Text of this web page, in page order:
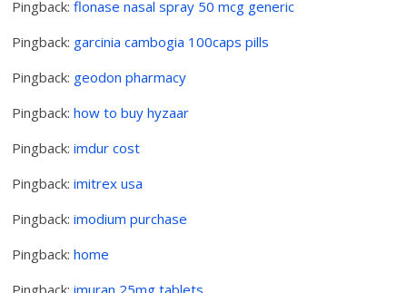
Pingback:flonase nasal spray 50 mcg generic
Pingback: garcinia cambogia 100caps pills
Pingback: geodon pharmacy
Pingback:how to buy hyzaar
Pingback:imdur cost
Pingback:imitrex usa
Pingback:imodium purchase
Pingback:home
Pingback:imuran 25mg tablets